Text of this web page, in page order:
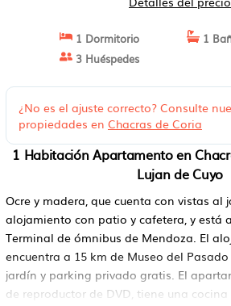
1 Dormitorio
1
3 Huéspedes
¿No es el ajuste correcto? Consulte
propiedades en Chacras de Coria
1 Habitación Apartamento en
Lujan de Cuyo
Ocre y madera, que cuenta con vistas al
alojamiento con patio y cafetera, y está
Terminal de ómnibus de Mendoza. El
encuentra a 15 km de Museo del
jardín y parking privado gratis. El
de reproductor de DVD, tiene una cocina